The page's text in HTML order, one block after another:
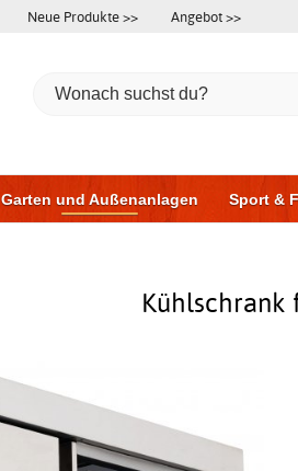
Neue Produkte >> Angebot >>
Garten und Außenanlagen Sport &
Kühlschrank